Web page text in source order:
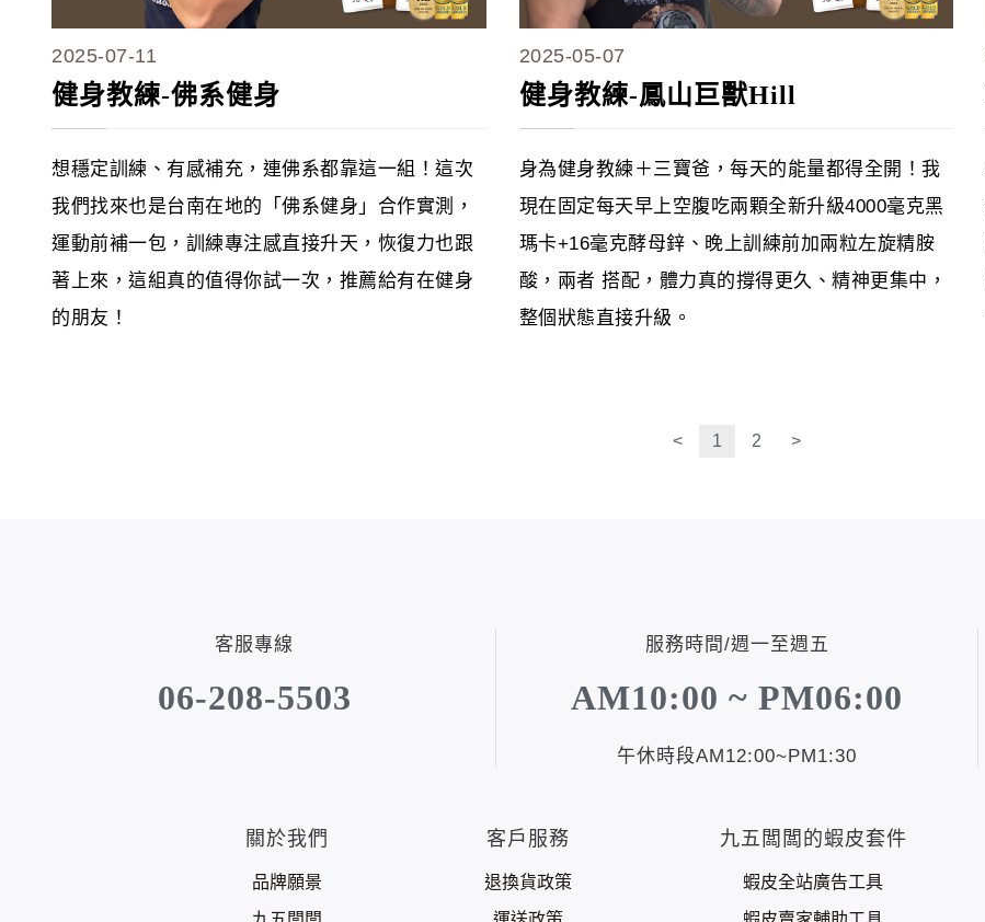
2025-07-11
健身教練-佛系健身
想穩定訓練、有感補充，連佛系都靠這一組！這次
我們找來也是台南在地的「佛系健身」合作實測，
運動前補一包，訓練專注感直接升天，恢復力也跟
著上來，這組真的值得你試一次，推薦給有在健身
的朋友！
2025-05-07
健身教練-鳳山巨獸Hill
身為健身教練＋三寶爸，每天的能量都得全開！我
現在固定每天早上空腹吃兩顆全新升級4000毫克黑
瑪卡+16毫克酵母鋅、晚上訓練前加兩粒左旋精胺
酸，兩者 搭配，體力真的撐得更久、精神更集中，
整個狀態直接升級。
< 1 2 >
客服專線
06-208-5503
服務時間/週一至週五
AM10:00 ~ PM06:00
午休時段AM12:00~PM1:30
關於我們
品牌願景
客戶服務
退換貨政策
九五闆闆的蝦皮套件
蝦皮全站廣告工具